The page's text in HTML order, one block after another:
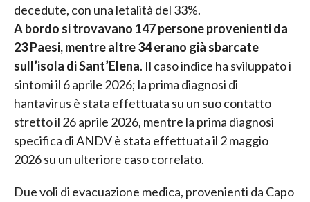
decedute, con una letalità del 33%.
A bordo si trovavano 147 persone provenienti da
23 Paesi, mentre altre 34 erano già sbarcate
sull’isola di Sant’Elena. Il caso indice ha sviluppato i
sintomi il 6 aprile 2026; la prima diagnosi di
hantavirus è stata effettuata su un suo contatto
stretto il 26 aprile 2026, mentre la prima diagnosi
specifica di ANDV è stata effettuata il 2 maggio
2026 su un ulteriore caso correlato.
Due voli di evacuazione medica, provenienti da Capo